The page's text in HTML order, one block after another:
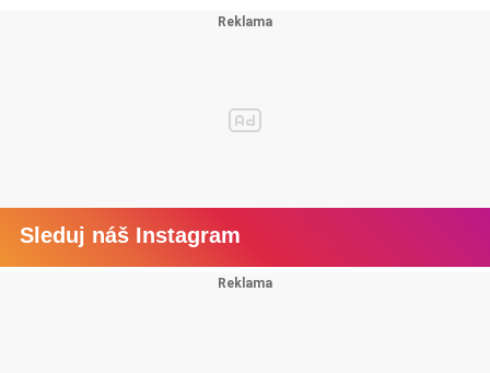
Sleduj náš Instagram